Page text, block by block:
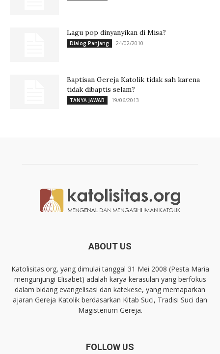
Lagu pop dinyanyikan di Misa?
Dialog Panjang 24/02/2010
Baptisan Gereja Katolik tidak sah karena
tidak dibaptis selam?
TANYA JAWAB 19/06/2013
ABOUT US
Katolisitas.org, yang dimulai tanggal 31 Mei 2008 (Pesta Maria
mengunjungi Elisabet) adalah karya kerasulan yang berfokus
dalam bidang evangelisasi dan katekese, yang memaparkan
ajaran Gereja Katolik berdasarkan Kitab Suci, Tradisi Suci dan
Magisterium Gereja.
FOLLOW US